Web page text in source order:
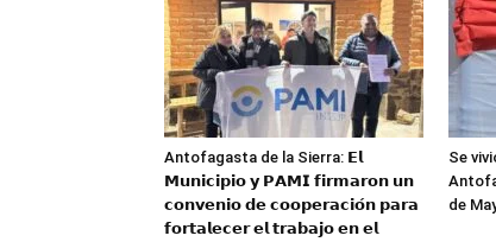
Antofagasta de la Sierra: 𝗘𝗹
𝗠𝘂𝗻𝗶𝗰𝗶𝗽𝗶𝗼 𝘆 𝗣𝗔𝗠𝗜 𝗳𝗶𝗿𝗺𝗮𝗿𝗼𝗻 𝘂𝗻
𝗰𝗼𝗻𝘃𝗲𝗻𝗶𝗼 𝗱𝗲 𝗰𝗼𝗼𝗽𝗲𝗿𝗮𝗰𝗶𝗼́𝗻 𝗽𝗮𝗿𝗮
𝗳𝗼𝗿𝘁𝗮𝗹𝗲𝗰𝗲𝗿 𝗲𝗹 𝘁𝗿𝗮𝗯𝗮𝗷𝗼 𝗲𝗻 𝗲𝗹
Se
de